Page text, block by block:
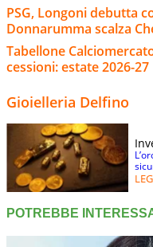
PSG, Longoni debutta
Donnarumma scalza
Tabellone
cessioni: estate 2026-27
Gioielleria Delfino